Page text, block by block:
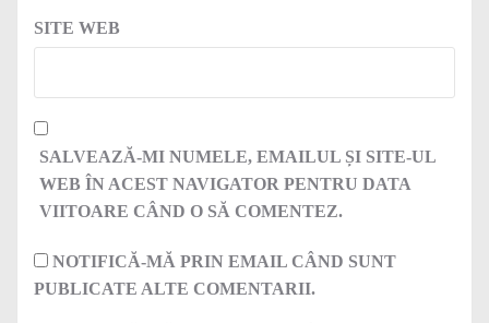
SITE WEB
SALVEAZĂ-MI NUMELE, EMAILUL ȘI SITE-UL
WEB ÎN ACEST NAVIGATOR PENTRU DATA
VIITOARE CÂND O SĂ COMENTEZ.
NOTIFICĂ-MĂ PRIN EMAIL CÂND SUNT
PUBLICATE ALTE COMENTARII.